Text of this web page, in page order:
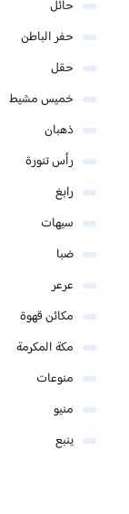
حائل
حفر الباطن
حقل
خميس مشيط
ذهبان
رأس تنورة
رابغ
سيهات
ضبا
عرعر
مكائن قهوة
مكة المكرمة
منوعات
منيو
ينبع